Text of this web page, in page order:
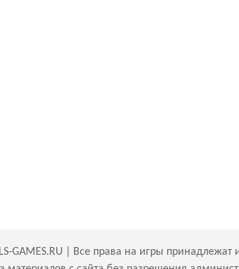
GAMES.RU | Все права на игры принадлежат